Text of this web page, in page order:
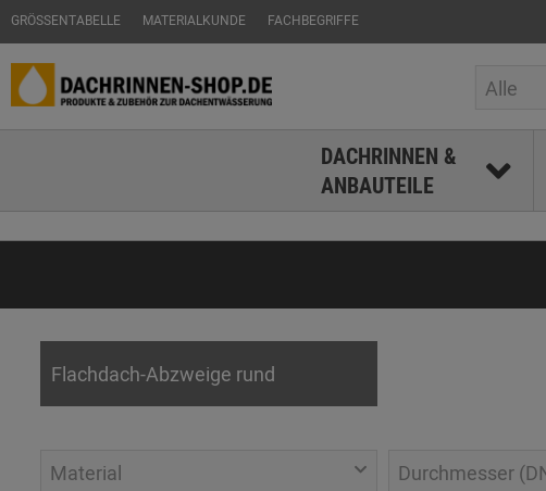
GRÖSSENTABELLE MATERIALKUNDE FACHBEGRIFFE
Alle
DACHRINNEN &
ANBAUTEILE
Flachdach-Abzweige rund
Material Durchmesser